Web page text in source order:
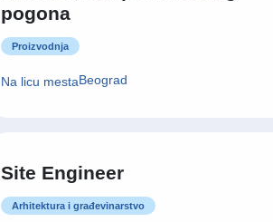
pogona
Proizvodnja
Na licu mestaBeograd
Site Engineer
Arhitektura i građevinarstvo